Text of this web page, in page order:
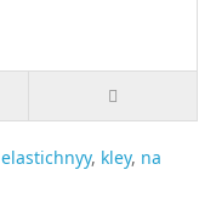
elastichnyy, kley, na